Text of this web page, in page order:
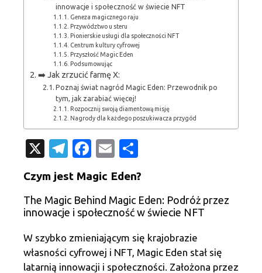
innowacje i społeczność w świecie NFT
Geneza magicznego raju
Przywództwo u steru
Pionierskie usługi dla społeczności NFT
Centrum kultury cyfrowej
Przyszłość Magic Eden
Podsumowując
➡️ Jak zrzucić farmę X:
Poznaj świat nagród Magic Eden: Przewodnik po
tym, jak zarabiać więcej!
Rozpocznij swoją diamentową misję
Nagrody dla każdego poszukiwacza przygód
X
T
el
e
gr
a
m
Fa
c
e
b
o
o
k
E
m
ail
h
ar
e
Czym jest Magic Eden?
The Magic Behind Magic Eden: Podróż przez
innowacje i społeczność w świecie NFT
W szybko zmieniającym się krajobrazie
własności cyfrowej i NFT, Magic Eden stał się
latarnią innowacji i społeczności. Założona przez